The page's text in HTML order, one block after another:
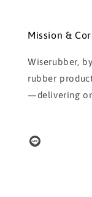
Mission &
Wiserubber,
rubber
—delivering